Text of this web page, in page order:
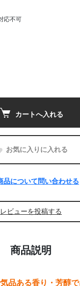
応不可
カートへ入れる
お気に入りに入れる
品について問い合わせる
レビューを投稿する
商品説明
品ある香り・芳醇